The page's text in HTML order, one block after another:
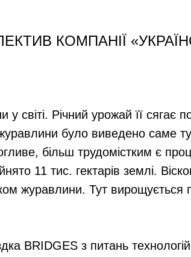
КОМПАНІЇ
Річний урожай її сягає
було виведено саме
більш трудомістким є
11 тис. гектарів землі.
журавлини. Тут вирощується
BRIDGES з питань технологій